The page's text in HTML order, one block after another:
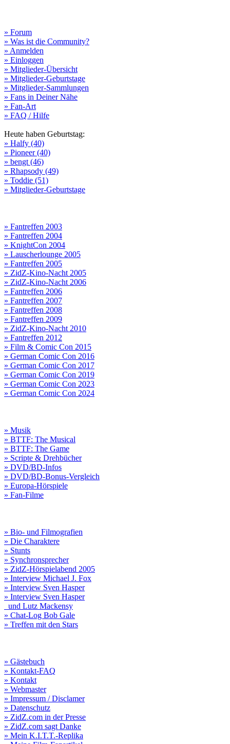
» Forum
» Was ist die Community?
» Anmelden
» Einloggen
» Mitglieder-Übersicht
» Mitglieder-Geburtstage
» Mitglieder-Sammlungen
» Fans in Deiner Nähe
» Fan-Art
» FAQ / Hilfe
Heute haben Geburtstag:
» Halfy (40)
» Pioneer (40)
» bengt (46)
» Rhapsody (49)
» Toddie (51)
» Mitglieder-Geburtstage
» Fantreffen 2003
» Fantreffen 2004
» KnightCon 2004
» Lauscherlounge 2005
» Fantreffen 2005
» ZidZ-Kino-Nacht 2005
» ZidZ-Kino-Nacht 2006
» Fantreffen 2006
» Fantreffen 2007
» Fantreffen 2008
» Fantreffen 2009
» ZidZ-Kino-Nacht 2010
» Fantreffen 2012
» Film & Comic Con 2015
» German Comic Con 2016
» German Comic Con 2017
» German Comic Con 2019
» German Comic Con 2023
» German Comic Con 2024
» Musik
» BTTF: The Musical
» BTTF: The Game
» Scripte & Drehbücher
» DVD/BD-Infos
» DVD/BD-Bonus-Vergleich
» Europa-Hörspiele
» Fan-Filme
» Bio- und Filmografien
» Die Charaktere
» Stunts
» Synchronsprecher
» ZidZ-Hörspielabend 2005
» Interview Michael J. Fox
» Interview Sven Hasper
» Interview Sven Hasper
und Lutz Mackensy
» Chat-Log Bob Gale
» Treffen mit den Stars
» Gästebuch
» Kontakt-FAQ
» Kontakt
» Webmaster
» Impressum / Disclamer
» Datenschutz
» ZidZ.com in der Presse
» ZidZ.com sagt Danke
» Mein K.I.T.T.-Replika